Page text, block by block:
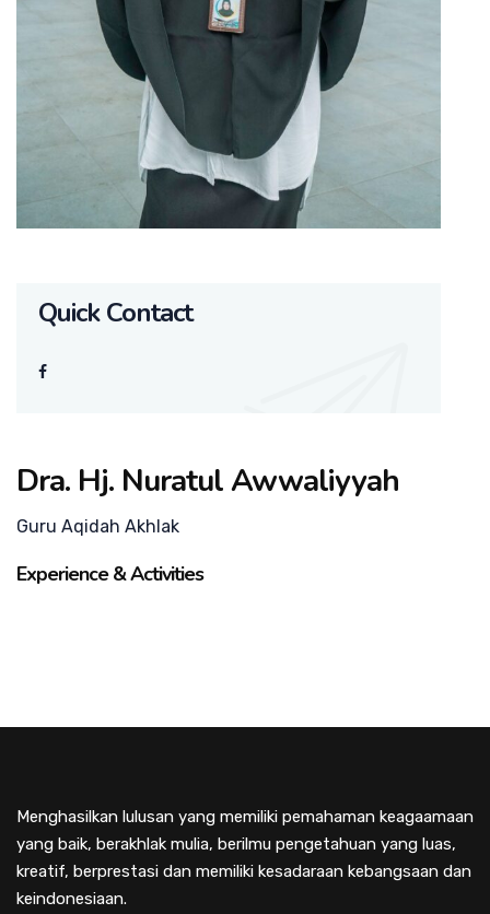
Quick Contact
Dra. Hj. Nuratul Awwaliyyah
Guru Aqidah Akhlak
Experience & Activities
Menghasilkan lulusan yang memiliki pemahaman keagaamaan
yang baik, berakhlak mulia, berilmu pengetahuan yang luas,
kreatif, berprestasi dan memiliki kesadaraan kebangsaan dan
keindonesiaan.